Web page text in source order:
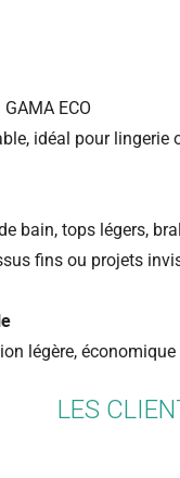
ECO
idéal pour
bain, tops légers,
fins ou projets
légère,
LES